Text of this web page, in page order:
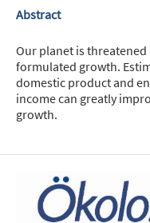
Abstract
Our planet is
formulated growth.
domestic product and
income can greatly
growth.